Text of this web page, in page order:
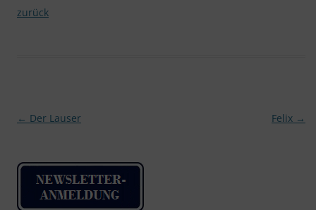
zurück
Beitragsnavigation
← Der Lauser Felix →